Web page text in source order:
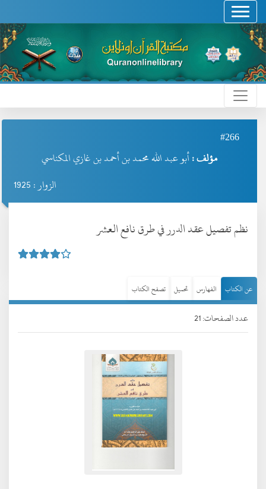
#266
مؤلف :أبو عبد الله محمد بن أحمد بن غازي المكناسي
الزوار : 1925
نظم تفصيل عقد الدرر في طرق نافع العشر
عن الكتاب الفهارس تحميل تصفح الكتاب
عدد الصفحات: 21